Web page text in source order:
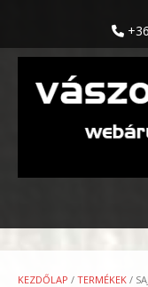
content
KEZDŐLAP / TERMÉKEK /